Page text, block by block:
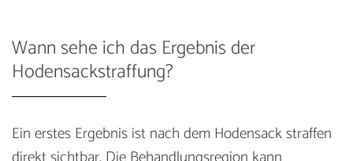
Wann sehe ich das Ergebnis der
Hodensackstraffung?
Ein erstes Ergebnis ist nach dem Hodensack straffen